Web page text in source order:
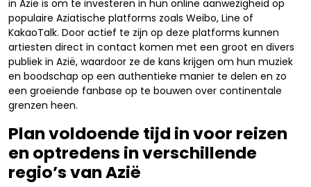
in Azië is om te investeren in hun online aanwezigheid op
populaire Aziatische platforms zoals Weibo, Line of
KakaoTalk. Door actief te zijn op deze platforms kunnen
artiesten direct in contact komen met een groot en divers
publiek in Azië, waardoor ze de kans krijgen om hun muziek
en boodschap op een authentieke manier te delen en zo
een groeiende fanbase op te bouwen over continentale
grenzen heen.
Plan voldoende tijd in voor reizen
en optredens in verschillende
regio’s van Azië